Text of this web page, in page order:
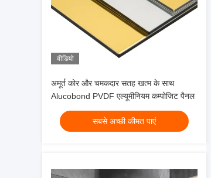
वीडियो
अमूर्त कोर और चमकदार सतह खत्म के साथ
Alucobond PVDF एल्यूमीनियम कम्पोजिट पैनल
सबसे अच्छी कीमत पाएं